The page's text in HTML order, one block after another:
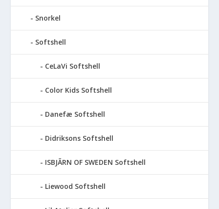
Snorkel
Softshell
CeLaVi Softshell
Color Kids Softshell
Danefæ Softshell
Didriksons Softshell
ISBJÃRN OF SWEDEN Softshell
Liewood Softshell